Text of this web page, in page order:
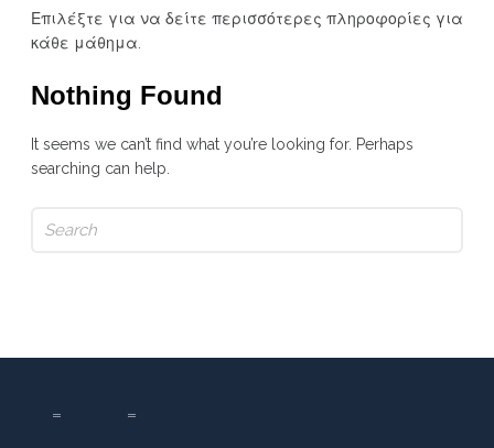
Επιλέξτε για να δείτε περισσότερες πληροφορίες για
κάθε μάθημα.
Nothing Found
It seems we can’t find what you’re looking for. Perhaps
searching can help.